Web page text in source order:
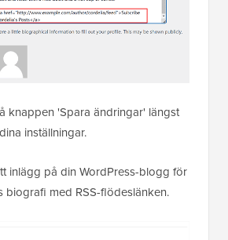
knappen 'Spara ändringar' längst
inställningar.
inlägg på din WordPress-blogg för
biografi med RSS-flödeslänken.